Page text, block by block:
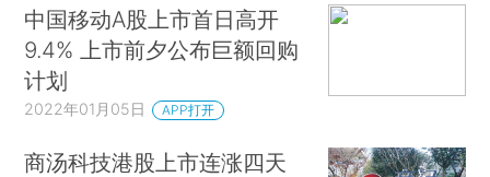
中国移动A股上市首日高开
9.4% 上市前夕公布巨额回购
计划
2022年01月05日 APP打开
商汤科技港股上市连涨四天